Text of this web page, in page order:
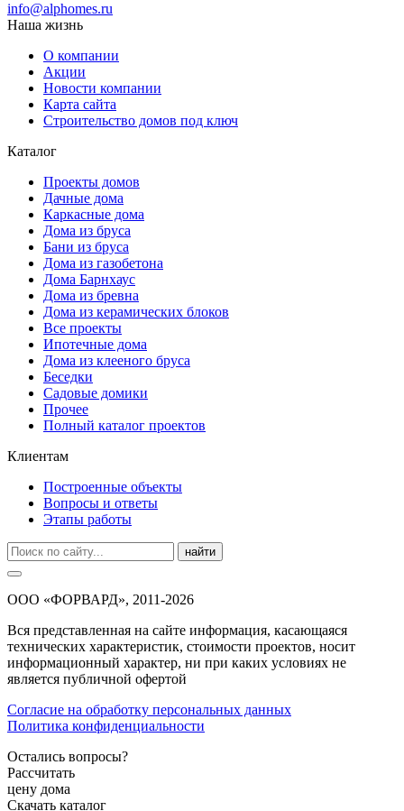
info@alphomes.ru
Наша жизнь
О компании
Акции
Новости компании
Карта сайта
Строительство домов под ключ
Каталог
Проекты домов
Дачные дома
Каркасные дома
Дома из бруса
Бани из бруса
Дома из газобетона
Дома Барнхаус
Дома из бревна
Дома из керамических блоков
Все проекты
Ипотечные дома
Дома из клееного бруса
Беседки
Садовые домики
Прочее
Полный каталог проектов
Клиентам
Построенные объекты
Вопросы и ответы
Этапы работы
найти
ООО «ФОРВАРД», 2011-2026
Вся представленная на сайте информация, касающаяся
технических характеристик, стоимости проектов, носит
информационный характер, ни при каких условиях не
является публичной офертой
Согласие на обработку персональных данных
Политика конфиденциальности
Остались вопросы?
Рассчитать
цену дома
Скачать каталог